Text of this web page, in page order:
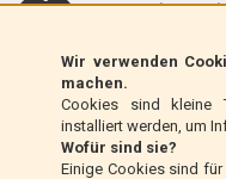
Wir verwenden
machen.
Cookies sind kleine
installiert werden, um
Wofür sind sie?
Einige Cookies sind
scalapay (EU only)
Klarna (nur EU)